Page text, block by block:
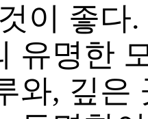
이 좋다.
유명한
와, 깊은